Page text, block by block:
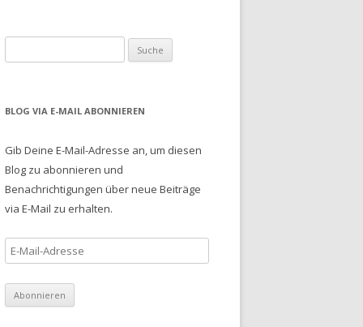
u
h
n
a
c
BLOG VIA E-MAIL ABONNIEREN
Gib Deine E-Mail-Adresse an, um diesen
Blog zu abonnieren und
Benachrichtigungen über neue Beiträge
via E-Mail zu erhalten.
-
M
a